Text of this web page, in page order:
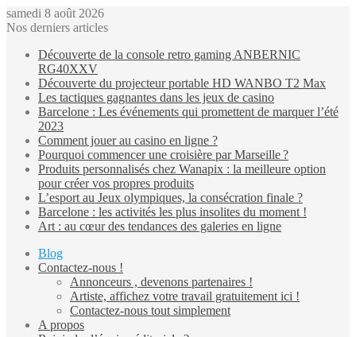
samedi 8 août 2026
Nos derniers articles
Découverte de la console retro gaming ANBERNIC
RG40XXV
Découverte du projecteur portable HD WANBO T2 Max
Les tactiques gagnantes dans les jeux de casino
Barcelone : Les événements qui promettent de marquer l’été
2023
Comment jouer au casino en ligne ?
Pourquoi commencer une croisière par Marseille ?
Produits personnalisés chez Wanapix : la meilleure option
pour créer vos propres produits
L’esport au Jeux olympiques, la consécration finale ?
Barcelone : les activités les plus insolites du moment !
Art : au cœur des tendances des galeries en ligne
Blog
Contactez-nous !
Annonceurs , devenons partenaires !
Artiste, affichez votre travail gratuitement ici !
Contactez-nous tout simplement
A propos